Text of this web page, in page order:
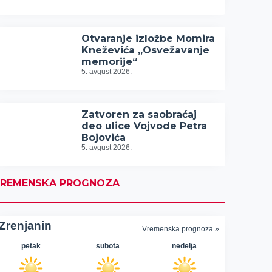
Otvaranje izložbe Momira
Kneževića „Osvežavanje
memorije“
5. avgust 2026.
Zatvoren za saobraćaj
deo ulice Vojvode Petra
Bojovića
5. avgust 2026.
PROGNOZA